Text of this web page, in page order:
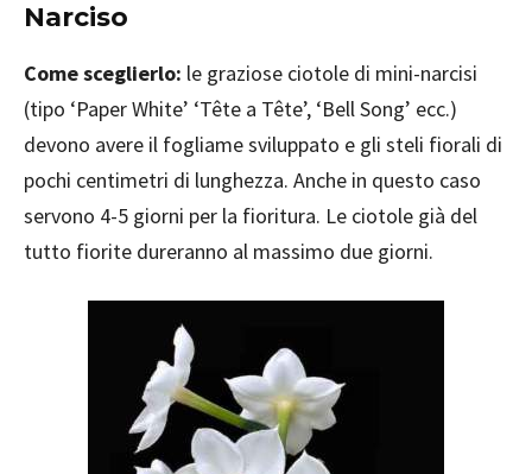
Narciso
Come sceglierlo: le graziose ciotole di mini-narcisi
(tipo ‘Paper White’ ‘Tête a Tête’, ‘Bell Song’ ecc.)
devono avere il fogliame sviluppato e gli steli fiorali di
pochi centimetri di lunghezza. Anche in questo caso
servono 4-5 giorni per la fioritura. Le ciotole già del
tutto fiorite dureranno al massimo due giorni.